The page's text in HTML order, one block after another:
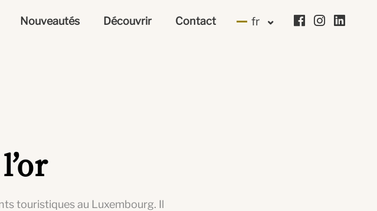
Nouveautés Découvrir Contact fr
touristiques au Luxembourg. Il